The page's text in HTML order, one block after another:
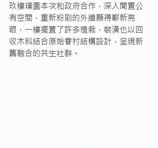
玖樓璞園本次和政府合作，深入閒置公
有空間，重新粉刷的外牆顯得嶄新亮
眼，一樓擺置了許多植栽，裝潢也以回
收木料結合原始眷村結構設計，呈現新
舊融合的共生社群。